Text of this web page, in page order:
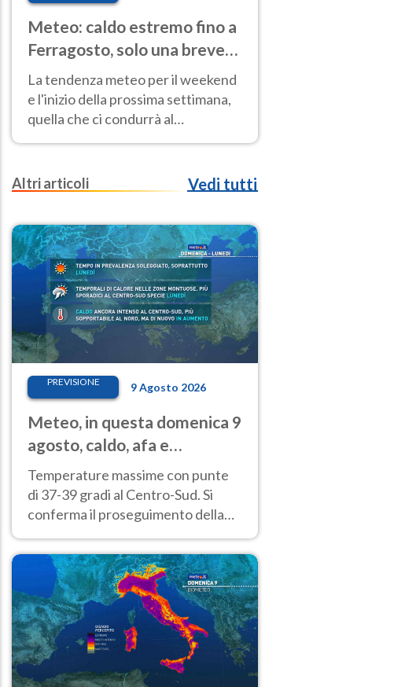
Meteo: caldo estremo fino a
Ferragosto, solo una breve
pausa. Ecco dove
La tendenza meteo per il weekend
e l'inizio della prossima settimana,
quella che ci condurrà al
Ferragosto, vede ancora
Altri articoli
Vedi tutti
PREVISIONE 9 Agosto 2026
Meteo, in questa domenica 9
agosto, caldo, afa e
temporali di calore
Temperature massime con punte
di 37-39 gradi al Centro-Sud. Si
conferma il proseguimento della
weekend di Ferragosto